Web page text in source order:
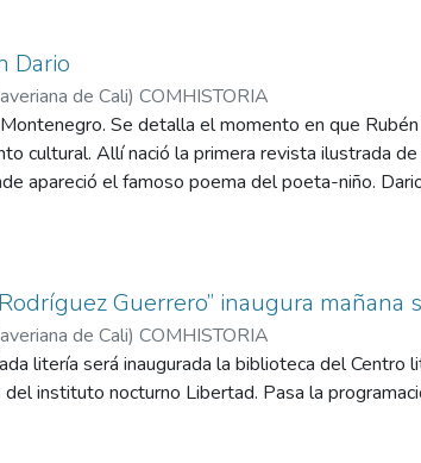
Dario
de Cali) COMHISTORIA
Se detalla el momento en que
cultural. Allí nació la primera revista ilustrada
apareció el famoso poema del poeta-niño.
Aberle, para el Dario tuvo presente el canto a
Guerrero” inaugura mañana
de Cali) COMHISTORIA
litería será inaugurada la biblioteca del Centro
instituto nocturno Libertad. Pasa la